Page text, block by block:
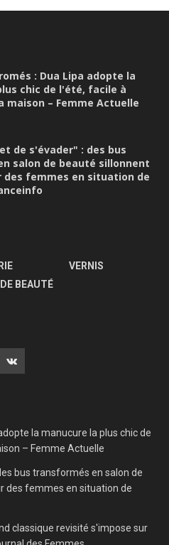
: Dua Lipa adopte la
chic de l'été, facile à
maison – Femme Actuelle
de s'évader" : des bus
salon de beauté sillonnent
des femmes en situation de
BEAUTÉ
VERNIS
la manucure la plus chic de
– Femme Actuelle
bus transformés en salon de
des femmes en situation de
classique revisité s'impose sur